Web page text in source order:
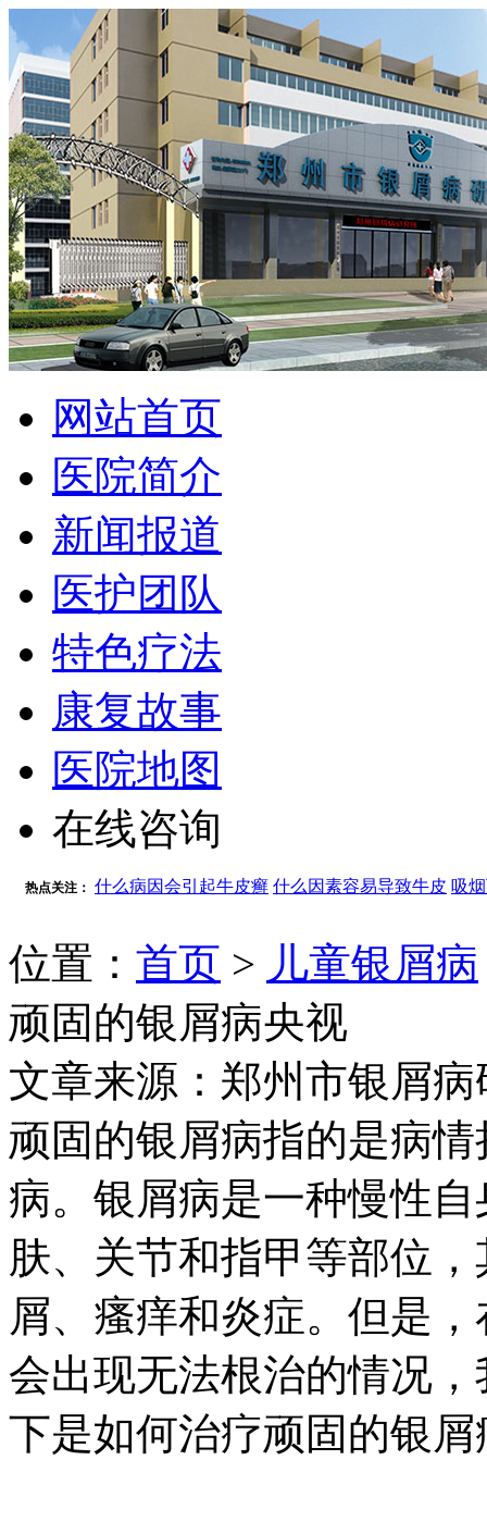
网站首页
医院简介
新闻报道
医护团队
特色疗法
康复故事
医院地图
在线咨询
热点关注： 什么病因会引起牛皮癣 什么因素容易导致牛皮 吸
位置： 首页 > 儿童银屑病
顽固的银屑病央视
文章来源：郑州市银屑病
顽固的银屑病指的是病
病。银屑病是一种慢性
肤、关节和指甲等部位
屑、瘙痒和炎症。但是
会出现无法根治的情况
下是如何治疗顽固的银屑